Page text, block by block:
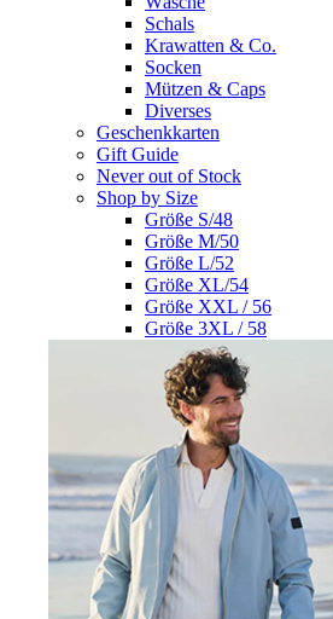
Schals
Krawatten & Co.
Socken
Mützen & Caps
Diverses
Geschenkkarten
Gift Guide
Never out of Stock
Shop by Size
Größe S/48
Größe M/50
Größe L/52
Größe XL/54
Größe XXL / 56
Größe 3XL / 58